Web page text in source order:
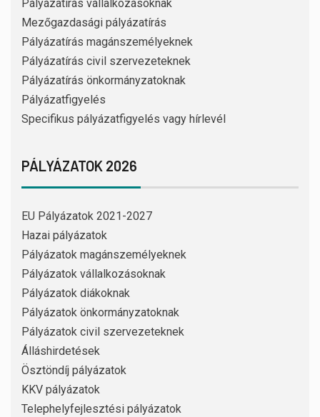
Pályázatírás vállalkozásoknak
Mezőgazdasági pályázatírás
Pályázatírás magánszemélyeknek
Pályázatírás civil szervezeteknek
Pályázatírás önkormányzatoknak
Pályázatfigyelés
Specifikus pályázatfigyelés vagy hírlevél
PÁLYÁZATOK 2026
EU Pályázatok 2021-2027
Hazai pályázatok
Pályázatok magánszemélyeknek
Pályázatok vállalkozásoknak
Pályázatok diákoknak
Pályázatok önkormányzatoknak
Pályázatok civil szervezeteknek
Álláshirdetések
Ösztöndíj pályázatok
KKV pályázatok
Telephelyfejlesztési pályázatok